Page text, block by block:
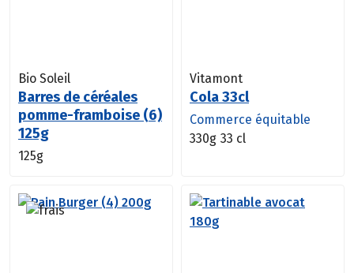
Bio Soleil
Barres de céréales
pomme-framboise (6)
125g
125g
Vitamont
Cola 33cl
Commerce équitable
330g 33 cl